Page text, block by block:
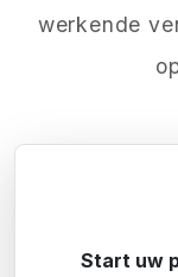
werkende
Start uw